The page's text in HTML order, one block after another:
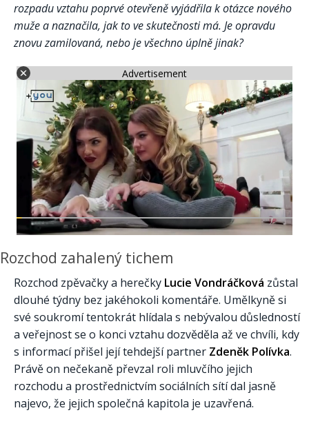
rozpadu vztahu poprvé otevřeně vyjádřila k otázce nového
muže a naznačila, jak to ve skutečnosti má. Je opravdu
znovu zamilovaná, nebo je všechno úplně jinak?
Advertisement
Rozchod zahalený tichem
Rozchod zpěvačky a herečky Lucie Vondráčková zůstal
dlouhé týdny bez jakéhokoli komentáře. Umělkyně si
své soukromí tentokrát hlídala s nebývalou důsledností
a veřejnost se o konci vztahu dozvěděla až ve chvíli, kdy
s informací přišel její tehdejší partner Zdeněk Polívka.
Právě on nečekaně převzal roli mluvčího jejich
rozchodu a prostřednictvím sociálních sítí dal jasně
najevo, že jejich společná kapitola je uzavřená.